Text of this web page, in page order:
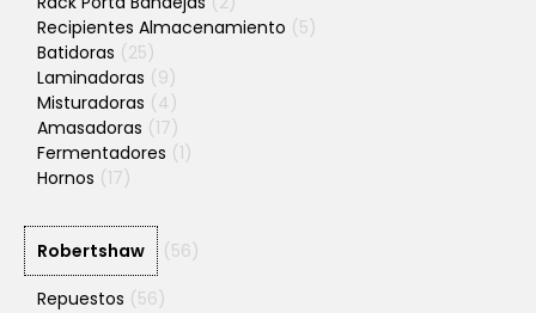
Recipientes Almacenamiento (5)
Batidoras (25)
Laminadoras (9)
Misturadoras (4)
Amasadoras (17)
Fermentadores (1)
Hornos (17)
Robertshaw
(56)
Repuestos (56)